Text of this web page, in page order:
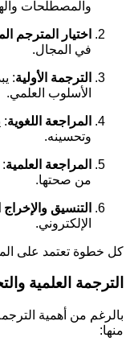
والمصطلحات
اختيار المترجم
في المجال.
الترجمة الأولية:
الأسلوب العلمي.
المراجعة اللغوية:
وتحسينه.
المراجعة العلمية
من صحتها.
التنسيق والإخراج
الإلكتروني.
كل خطوة تعتمد على
الترجمة العلمية
بالرغم من أهمية
منها: